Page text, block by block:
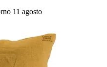
11 agosto